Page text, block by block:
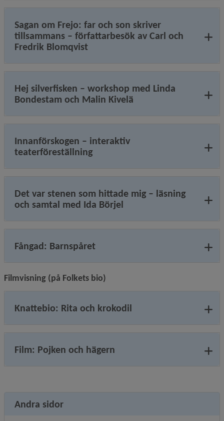
Sagan om Frejo: far och son skriver
tillsammans – författarbesök av Carl och
Fredrik Blomqvist
Hej silverfisken – workshop med Linda
Bondestam och Malin Kivelä
Innanförskogen – interaktiv
teaterföreställning
Det var stenen som hittade mig – läsning
och samtal med Ida Börjel
Fångad: Barnspåret
Filmvisning (på Folkets bio)
Knattebio: Rita och krokodil
Film: Pojken och hägern
Andra sidor